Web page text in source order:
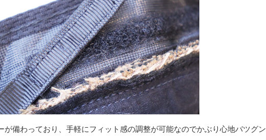
が備わっており、手軽にフィット感の調整が可能なのでかぶり心地バツグン